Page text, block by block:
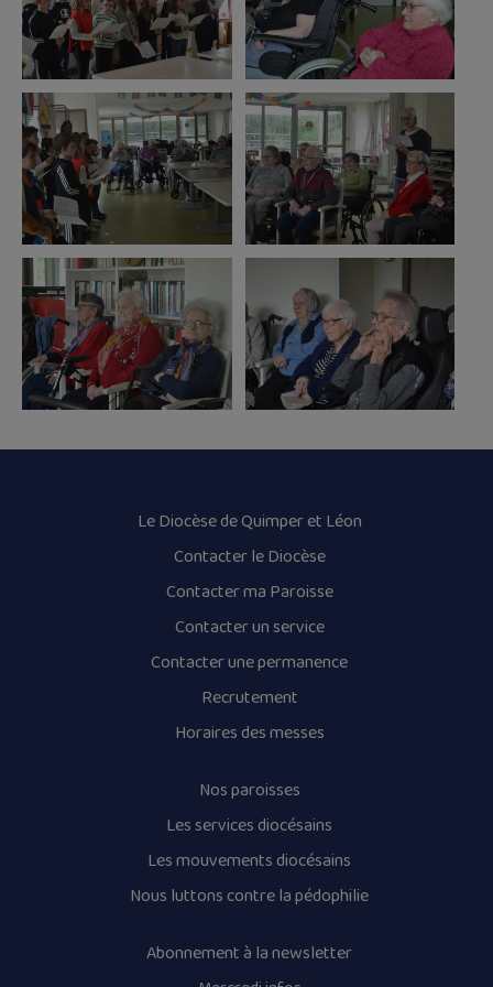
Le Diocèse de Quimper et Léon
Contacter le Diocèse
Contacter ma Paroisse
Contacter un service
Contacter une permanence
Recrutement
Horaires des messes
Nos paroisses
Les services diocésains
Les mouvements diocésains
Nous luttons contre la pédophilie
Abonnement à la newsletter